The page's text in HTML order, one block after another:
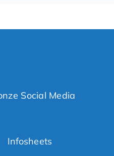
Social Media
Infosheets